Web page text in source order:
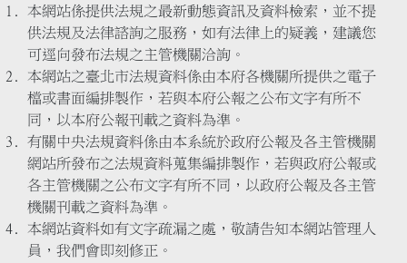
本網站係提供法規之最新動態資訊及資料檢索，並不提
供法規及法律諮詢之服務，如有法律上的疑義，建議您
可逕向發布法規之主管機關洽詢。
本網站之臺北市法規資料係由本府各機關所提供之電子
檔或書面編排製作，若與本府公報之公布文字有所不
同，以本府公報刊載之資料為準。
有關中央法規資料係由本系統於政府公報及各主管機關
網站所發布之法規資料蒐集編排製作，若與政府公報或
各主管機關之公布文字有所不同，以政府公報及各主管
機關刊載之資料為準。
本網站資料如有文字疏漏之處，敬請告知本網站管理人
員，我們會即刻修正。